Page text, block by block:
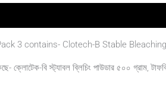
3 contains- Clotech-B Stable
ক্লোটেক-বি স্ট্যাবল ব্লিচিং পাউডার ৫০০ গ্রাম,